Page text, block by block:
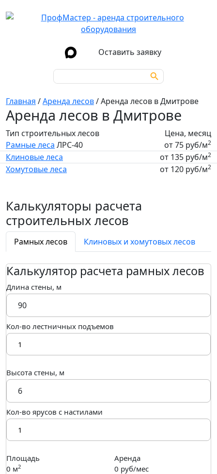
Search
for:
Search Button
Оставить заявку
Главная /Аренда лесов/Аренда лесов в Дмитрове
Аренда лесов в Дмитрове
Тип строительных лесов
Цена, месяц
Рамные леса ЛРС-40 от 75 руб/м2
Клиновые леса от 135 руб/м2
Хомутовые леса от 120 руб/м2
Калькуляторы расчета
строительных лесов
Рамных лесов Клиновых и хомутовых лесов
Калькулятор расчета рамных лесов
Длина стены, м
Кол-во лестничных подъемов
Высота стены, м
Кол-во ярусов с настилами
Площадь
0 м2
Аренда
0 руб/мес